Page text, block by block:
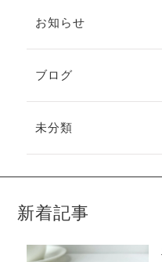
お知らせ
ブログ
未分類
新着記事